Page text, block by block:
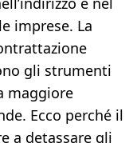
imprese. La
gli strumenti
maggiore
Ecco perché il
a detassare gli